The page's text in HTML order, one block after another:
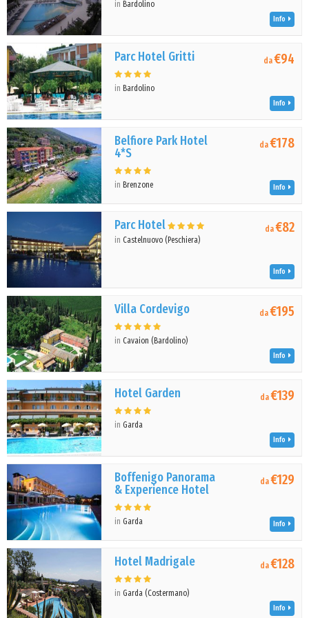
in Bardolino
Info
Parc Hotel Gritti
in Bardolino
da€94
Info
Belfiore Park Hotel
4*S
in Brenzone
da€178
Info
Parc Hotel
inCastelnuovo (Peschiera)
da€82
Info
Villa Cordevigo
inCavaion (Bardolino)
da€195
Info
Hotel Garden
inGarda
da€139
Info
Boffenigo Panorama
& Experience Hotel
inGarda
da€129
Info
Hotel Madrigale
inGarda (Costermano)
da€128
Info